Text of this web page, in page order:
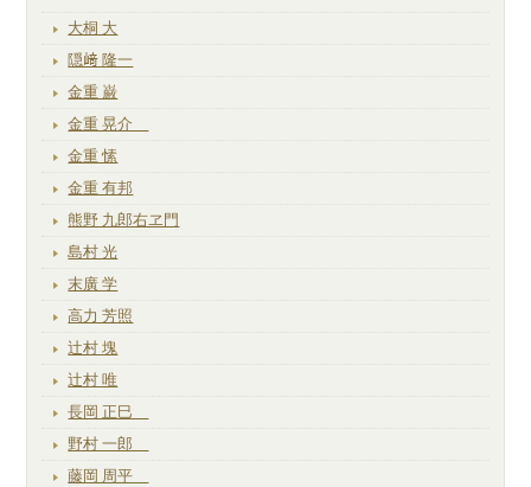
大桐 大
隠﨑 隆一
金重 巌
金重 晃介
金重 愫
金重 有邦
熊野 九郎右ヱ門
島村 光
末廣 学
高力 芳照
辻村 塊
辻村 唯
長岡 正巳
野村 一郎
藤岡 周平